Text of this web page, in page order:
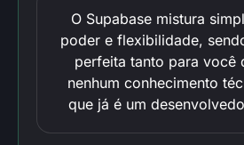
O Supabase mistura
poder e flexibilidade,
perfeita tanto para você
nenhum conhecimento
que já é um